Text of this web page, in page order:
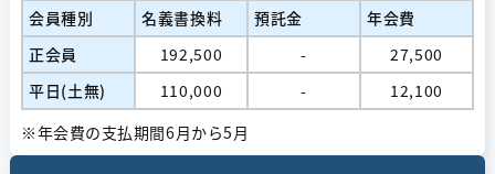
会員種別 名義書換料 預託金
年会費
正会員
192,500 -
27,500
平日(土無)
110,000 -
12,100
※年会費の支払期間6月から5月